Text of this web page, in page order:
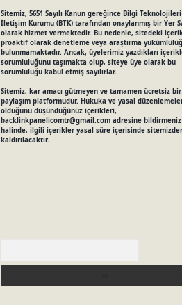
Sitemiz, 5651 Sayılı Kanun gereğince Bilgi
İletişim Kurumu (BTK) tarafından onaylanmış bir Yer
olarak hizmet vermektedir. Bu nedenle, sitedeki
proaktif olarak denetleme veya araştırma
bulunmamaktadır. Ancak, üyelerimiz yazdıkları
sorumluluğunu taşımakta olup, siteye üye olarak bu
sorumluluğu kabul etmiş sayılırlar.
Sitemiz, kar amacı gütmeyen ve tamamen ücretsiz
paylaşım platformudur. Hukuka ve yasal
olduğunu düşündüğünüz içerikleri,
backlinkpanelicomtr@gmail.comadresine bildirmeniz
halinde, ilgili içerikler yasal süre içerisinde
kaldırılacaktır.